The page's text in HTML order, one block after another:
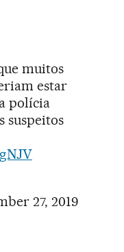
muitos
estar
polícia
suspeitos
27, 2019